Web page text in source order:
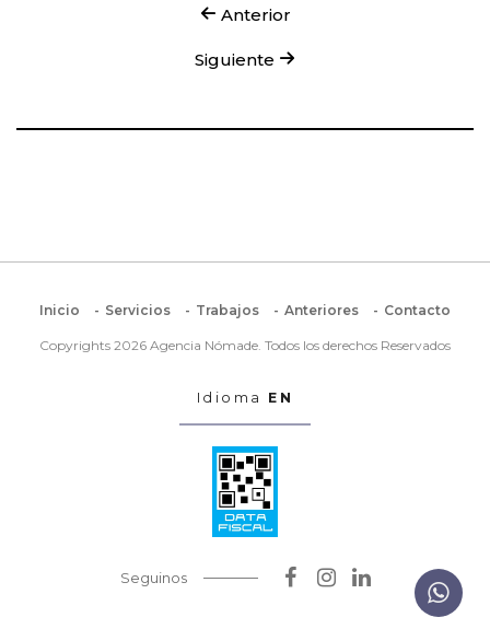
Anterior
Siguiente
Inicio Servicios Trabajos Anteriores Contacto
Copyrights 2026 Agencia Nómade. Todos los derechos Reservados
Idioma EN
Seguinos